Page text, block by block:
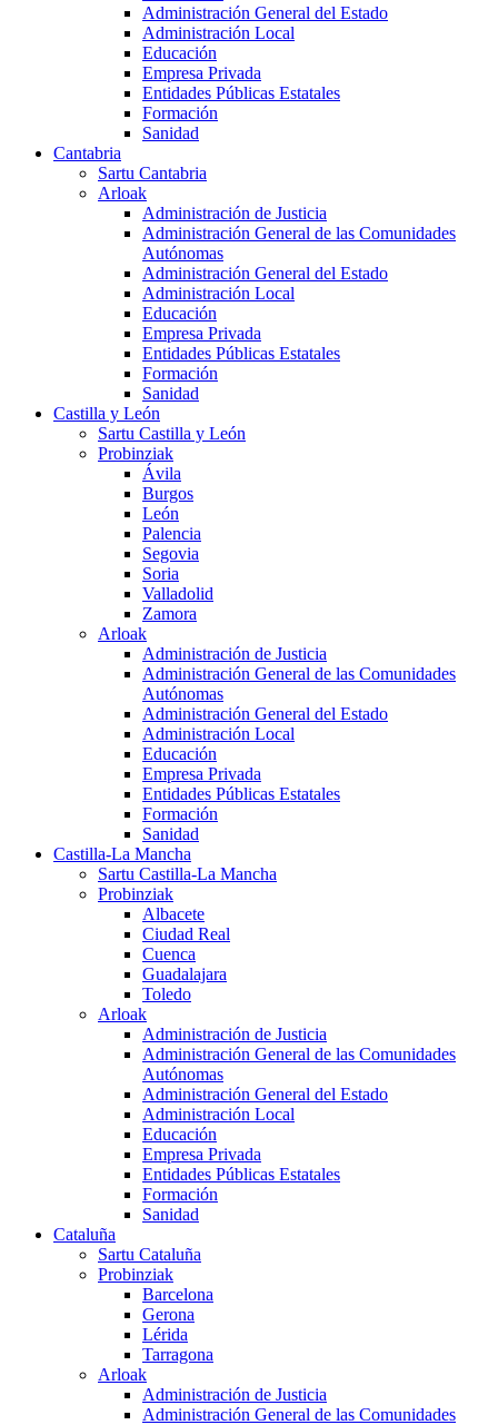
Administración General del Estado
Administración Local
Educación
Empresa Privada
Entidades Públicas Estatales
Formación
Sanidad
Cantabria
Sartu Cantabria
Arloak
Administración de Justicia
Administración General de las Comunidades
Autónomas
Administración General del Estado
Administración Local
Educación
Empresa Privada
Entidades Públicas Estatales
Formación
Sanidad
Castilla y León
Sartu Castilla y León
Probinziak
Ávila
Burgos
León
Palencia
Segovia
Soria
Valladolid
Zamora
Arloak
Administración de Justicia
Administración General de las Comunidades
Autónomas
Administración General del Estado
Administración Local
Educación
Empresa Privada
Entidades Públicas Estatales
Formación
Sanidad
Castilla-La Mancha
Sartu Castilla-La Mancha
Probinziak
Albacete
Ciudad Real
Cuenca
Guadalajara
Toledo
Arloak
Administración de Justicia
Administración General de las Comunidades
Autónomas
Administración General del Estado
Administración Local
Educación
Empresa Privada
Entidades Públicas Estatales
Formación
Sanidad
Cataluña
Sartu Cataluña
Probinziak
Barcelona
Gerona
Lérida
Tarragona
Arloak
Administración de Justicia
Administración General de las Comunidades